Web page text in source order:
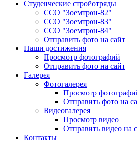
Студенческие стройотряды
ССО "Зоемтрон-82"
ССО "Зоемтрон-83"
ССО "Зоемтрон-84"
Отправить фото на сайт
Наши достижения
Просмотр фотографий
Отправить фото на сайт
Галерея
Фотогалерея
Просмотр
Отправить фото на
Видеогалерея
Просмотр видео
Отправить видео на
Контакты